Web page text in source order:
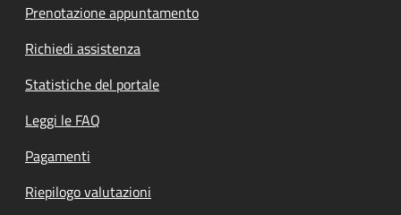
Prenotazione appuntamento
Richiedi assistenza
Statistiche del portale
Leggi le FAQ
Pagamenti
Riepilogo valutazioni